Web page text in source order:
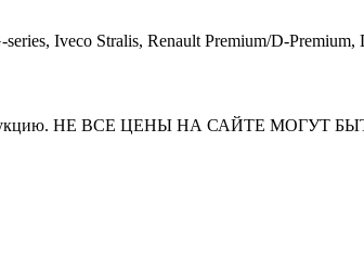
series, Iveco Stralis, Renault Premium/D-
продукцию. НЕ ВСЕ ЦЕНЫ НА САЙТЕ